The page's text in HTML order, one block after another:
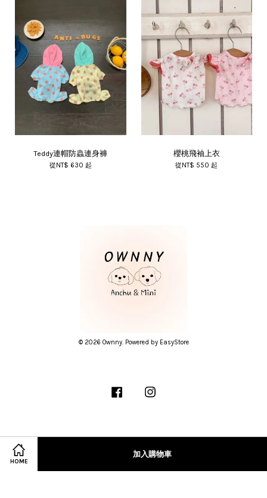
HOME
加入購物車
Teddy連帽防蟲連身褲
從 NT$ 630 起
櫻桃飛袖上衣
從 NT$ 550起
© 2026 Ownny. Powered by EasyStore
Facebook